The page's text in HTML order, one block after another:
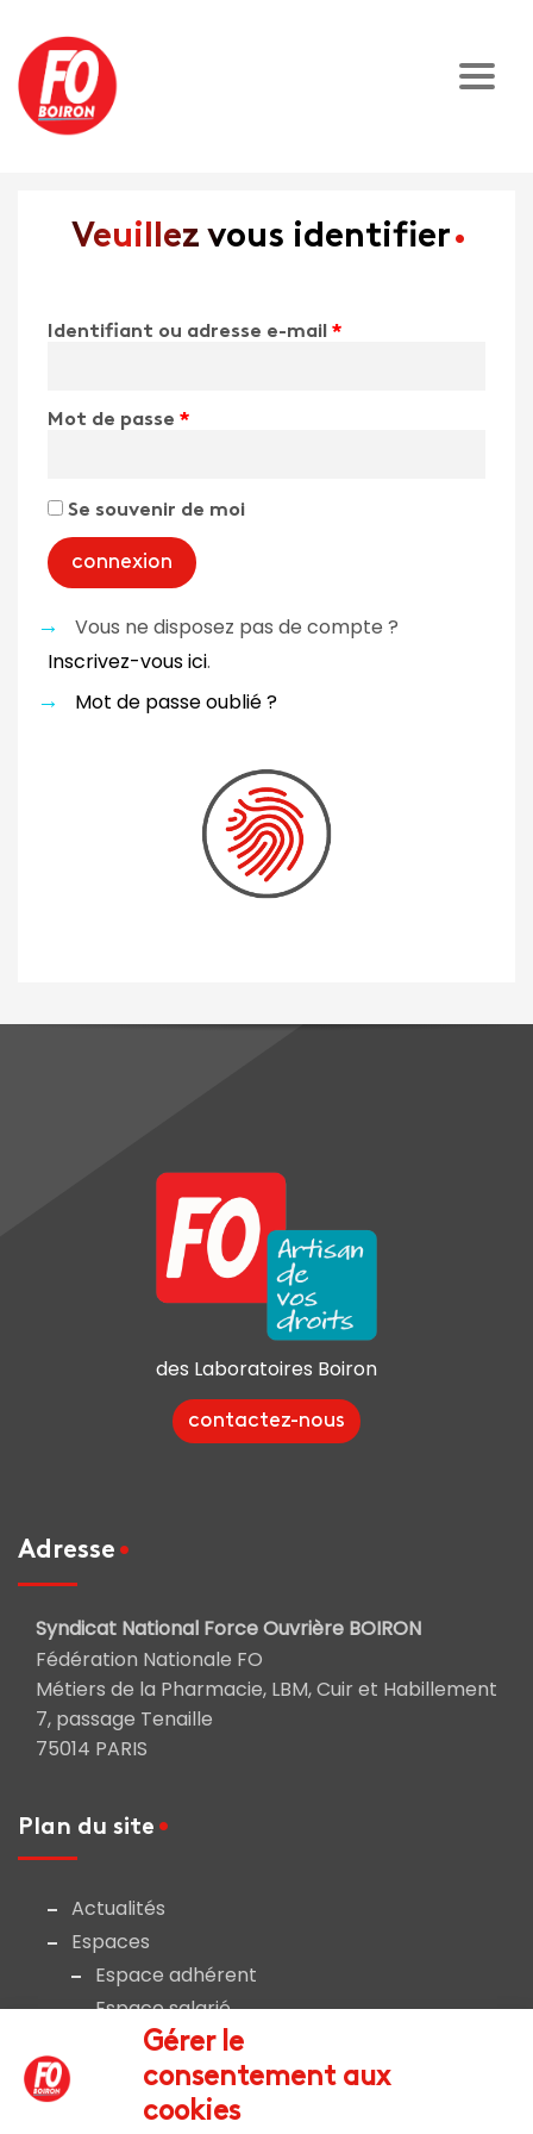
Gérer le
consentement aux
cookies
Veuillez vous identifier
Identifiant ou adresse e-mail *
Mot de passe *
Se souvenir de moi
Vous ne disposez pas de compte ?
Inscrivez-vous ici.
Mot de passe oublié ?
des Laboratoires Boiron
contactez-nous
Adresse
Syndicat National Force Ouvrière BOIRON
Fédération Nationale FO
Métiers de la Pharmacie, LBM, Cuir et Habillement
7, passage Tenaille
75014 PARIS
Plan du site
Actualités
Espaces
Espace adhérent
Espace salarié
Liens et documents utiles
Nous rejoindre
Nous contacter